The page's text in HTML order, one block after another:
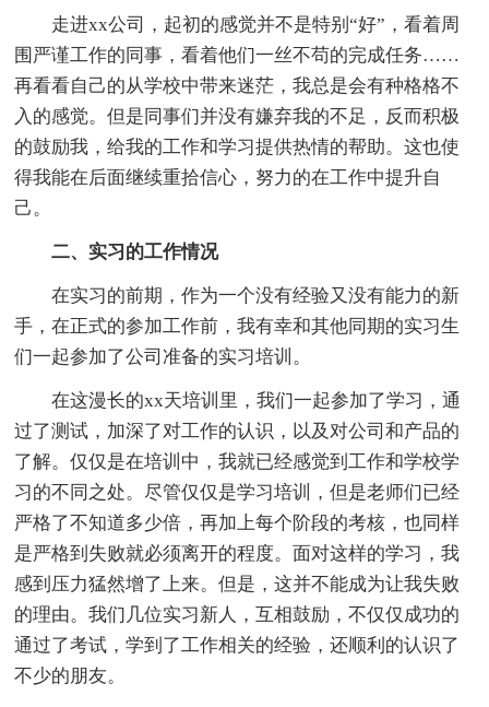
走进xx公司，起初的感觉并不是特别“好”，看着周
围严谨工作的同事，看着他们一丝不苟的完成任务……
再看看自己的从学校中带来迷茫，我总是会有种格格不
入的感觉。但是同事们并没有嫌弃我的不足，反而积极
的鼓励我，给我的工作和学习提供热情的帮助。这也使
得我能在后面继续重拾信心，努力的在工作中提升自
己。
二、实习的工作情况
在实习的前期，作为一个没有经验又没有能力的新
手，在正式的参加工作前，我有幸和其他同期的实习生
们一起参加了公司准备的实习培训。
在这漫长的xx天培训里，我们一起参加了学习，通
过了测试，加深了对工作的认识，以及对公司和产品的
了解。仅仅是在培训中，我就已经感觉到工作和学校学
习的不同之处。尽管仅仅是学习培训，但是老师们已经
严格了不知道多少倍，再加上每个阶段的考核，也同样
是严格到失败就必须离开的程度。面对这样的学习，我
感到压力猛然增了上来。但是，这并不能成为让我失败
的理由。我们几位实习新人，互相鼓励，不仅仅成功的
通过了考试，学到了工作相关的经验，还顺利的认识了
不少的朋友。